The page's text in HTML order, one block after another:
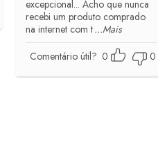
excepcional... Acho que nunca
recebi um produto comprado
na internet com t...Mais
Comentário útil? 0 0